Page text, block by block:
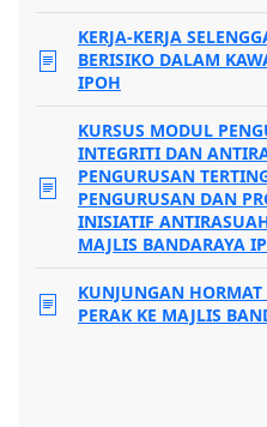
KERJA-KERJA
BERISIKO DALAM
IPOH
KURSUS MODUL
INTEGRITI DAN
PENGURUSAN
PENGURUSAN DAN
INISIATIF
MAJLIS BANDARAYA
KUNJUNGAN HORMAT
PERAK KE MAJLIS